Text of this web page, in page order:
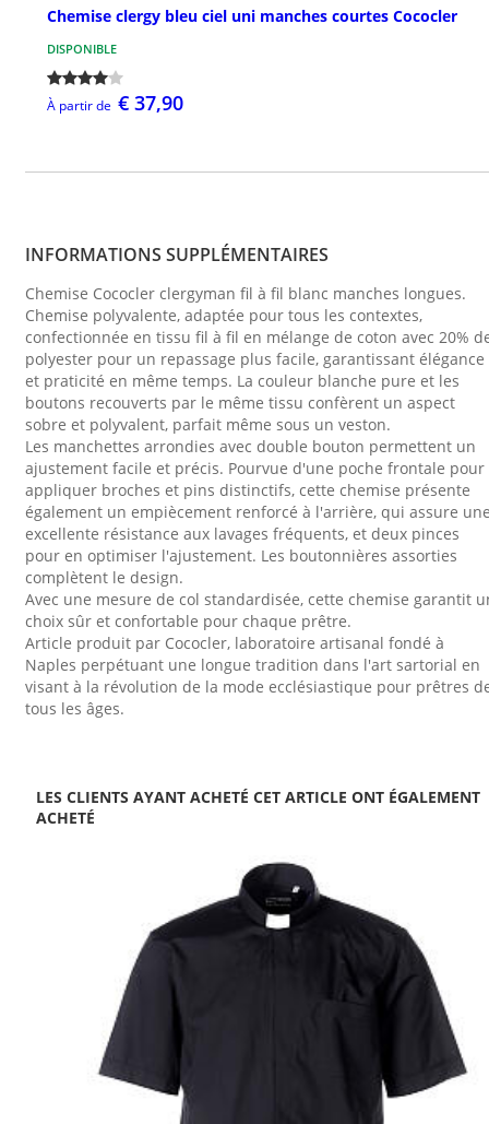
Chemise clergy bleu ciel uni manches courtes Cococler
DISPONIBLE
À partir de € 37,90
INFORMATIONS SUPPLÉMENTAIRES
Chemise Cococler clergyman fil à fil blanc manches longues.
Chemise polyvalente, adaptée pour tous les contextes,
confectionnée en tissu fil à fil en mélange de coton avec 20%
polyester pour un repassage plus facile, garantissant élégance
et praticité en même temps. La couleur blanche pure et les
boutons recouverts par le même tissu confèrent un aspect
sobre et polyvalent, parfait même sous un veston.
Les manchettes arrondies avec double bouton permettent un
ajustement facile et précis. Pourvue d'une poche frontale pour
appliquer broches et pins distinctifs, cette chemise présente
également un empiècement renforcé à l'arrière, qui assure
excellente résistance aux lavages fréquents, et deux pinces
pour en optimiser l'ajustement. Les boutonnières assorties
complètent le design.
Avec une mesure de col standardisée, cette chemise garantit
choix sûr et confortable pour chaque prêtre.
Article produit par Cococler, laboratoire artisanal fondé à
Naples perpétuant une longue tradition dans l'art sartorial en
visant à la révolution de la mode ecclésiastique pour prêtres
tous les âges.
LES CLIENTS AYANT ACHETÉ CET ARTICLE ONT ÉGALEMENT
ACHETÉ